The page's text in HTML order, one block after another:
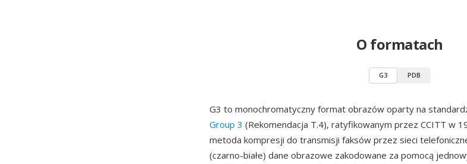
O formatach
G3 PDB
G3 to monochromatyczny format obrazów oparty na
Group 3 (Rekomendacja T.4), ratyfikowanym przez CCITT w
metoda kompresji do transmisji faksów przez sieci
(czarno-białe) dane obrazowe zakodowane za pomocą